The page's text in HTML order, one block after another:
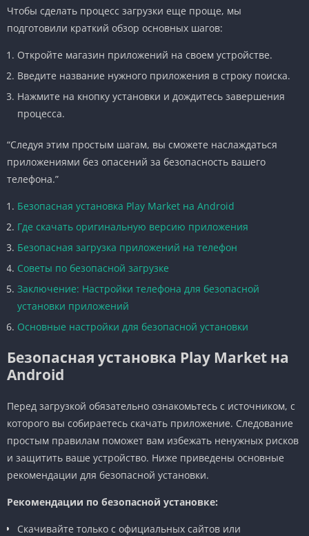
Чтобы сделать процесс загрузки еще проще, мы
подготовили краткий обзор основных шагов:
Откройте магазин приложений на своем устройстве.
Введите название нужного приложения в строку поиска.
Нажмите на кнопку установки и дождитесь завершения
процесса.
“Следуя этим простым шагам, вы сможете наслаждаться
приложениями без опасений за безопасность вашего
телефона.”
Безопасная установка Play Market на Android
Где скачать оригинальную версию приложения
Безопасная загрузка приложений на телефон
Советы по безопасной загрузке
Заключение: Настройки телефона для безопасной
установки приложений
Основные настройки для безопасной установки
Безопасная установка Play Market на
Android
Перед загрузкой обязательно ознакомьтесь с источником, с
которого вы собираетесь скачать приложение. Следование
простым правилам поможет вам избежать ненужных рисков
и защитить ваше устройство. Ниже приведены основные
рекомендации для безопасной установки.
Рекомендации по безопасной установке:
Скачивайте только с официальных сайтов или